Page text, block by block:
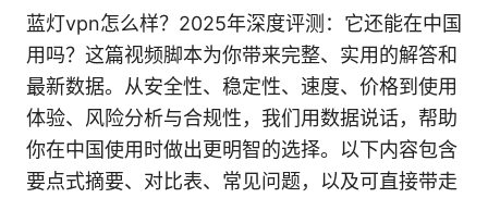
蓝灯vpn怎么样？2025年深度评测：它还能在中国
用吗？这篇视频脚本为你带来完整、实用的解答和
最新数据。从安全性、稳定性、速度、价格到使用
体验、风险分析与合规性，我们用数据说话，帮助
你在中国使用时做出更明智的选择。以下内容包含
要点式摘要、对比表、常见问题，以及可直接带走